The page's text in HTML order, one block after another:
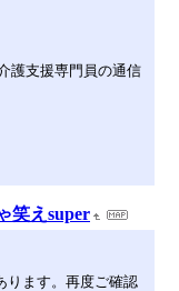
護支援専門員の通信
笑えsuper
ります。再度ご確認